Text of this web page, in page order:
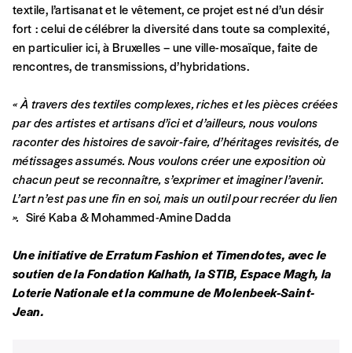
En pratique
Vous vous abonnez pour l’année civile en
cours ou vous commandez au numéro.
Vous indiquez si vous souhaitez recevoir la
Vous renseignez vos coordonnées.
Vous versez le montant de votre choix sur le
compteIBAN BE34 0010 7305
2190avec en communication le numéro de
la commande renseigné dans le mail de
confirmation et la mention “participation
Imag”.
NB: Vous pouvez choisir de participer
financièrement à tout moment, même après
textile, l’artisanat et le vêtement, ce projet est né d’un désir
fort : celui de célébrer la diversité dans toute sa complexité,
en particulier ici, à Bruxelles – une ville-mosaïque, faite de
rencontres, de transmissions, d’hybridations.
« À travers des textiles complexes, riches et les pièces créées
par des artistes et artisans d’ici et d’ailleurs, nous voulons
raconter des histoires de savoir-faire, d’héritagesrevisités, de
métissages assumés. Nous voulons créer une exposition où
chacun peut se reconnaître, s’exprimer et imaginer l’avenir.
L’art n’est pas une fin en soi, mais un outil pour recréer du lien
». Siré Kaba & Mohammed-Amine Dadda
Une initiative de Erratum Fashion et Timendotes, avec le
soutien de la Fondation Kalhath, la STIB, Espace Magh, la
Loterie Nationale et la commune de Molenbeek-Saint-
Jean.